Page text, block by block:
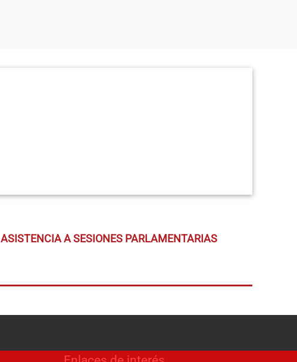
ASISTENCIA A SESIONES PARLAMENTARIAS